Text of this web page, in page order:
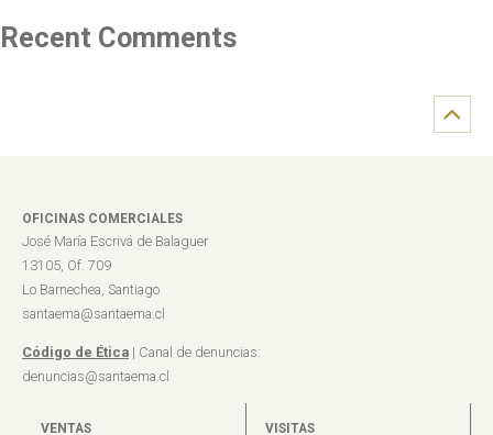
Recent Comments
OFICINAS COMERCIALES
José María Escrivá de Balaguer
13105, Of. 709
Lo Barnechea, Santiago
santaema@santaema.cl
Código de Ética | Canal de denuncias:
denuncias@santaema.cl
VENTAS VISITAS